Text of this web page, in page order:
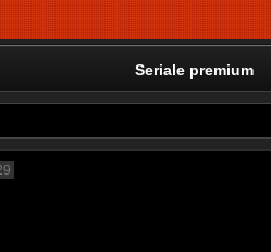
Seriale premium